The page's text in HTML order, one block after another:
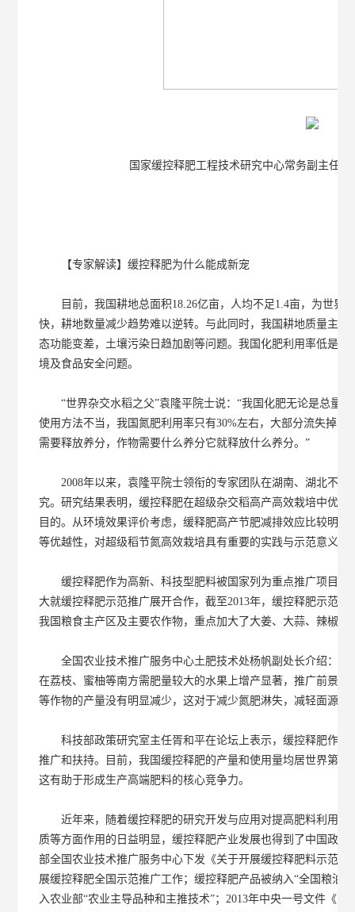
国家缓控释肥工程技术研究中心常务副主任、
【专家解读】缓控释肥为什么能成新宠
目前，我国耕地总面积18.26亿亩，人均不足1.4亩，为世界
快，耕地数量减少趋势难以逆转。与此同时，我国耕地质量主
态功能变差，土壤污染日趋加剧等问题。我国化肥利用率低是
境及食品安全问题。
“世界杂交水稻之父”袁隆平院士说：“我国化肥无论是总量
使用方法不当，我国氮肥利用率只有30%左右，大部分流失掉
需要释放养分，作物需要什么养分它就释放什么养分。”
2008年以来，袁隆平院士领衔的专家团队在湖南、湖北不同
究。研究结果表明，缓控释肥在超级杂交稻高产高效栽培中优
目的。从环境效果评价考虑，缓释肥高产节肥减排效应比较明
等优越性，对超级稻节氮高效栽培具有重要的实践与示范意义。
缓控释肥作为高新、科技型肥料被国家列为重点推广项目，
大就缓控释肥示范推广展开合作，截至2013年，缓控释肥示范
我国粮食主产区及主要农作物，重点加大了大姜、大蒜、辣椒
全国农业技术推广服务中心土肥技术处杨帆副处长介绍：“
在荔枝、蜜柚等南方需肥量较大的水果上增产显著，推广前景
等作物的产量没有明显减少，这对于减少氮肥淋失，减轻面源污
科技部政策研究室主任胥和平在论坛上表示，缓控释肥作为
推广和扶持。目前，我国缓控释肥的产量和使用量均居世界第
这有助于形成生产高端肥料的核心竞争力。
近年来，随着缓控释肥的研究开发与应用对提高肥料利用率
质等方面作用的日益明显，缓控释肥产业发展也得到了中国政府
部全国农业技术推广服务中心下发《关于开展缓控释肥料示范
展缓控释肥全国示范推广工作；缓控释肥产品被纳入“全国粮油
入农业部“农业主导品种和主推技术”；2013年中央一号文件《